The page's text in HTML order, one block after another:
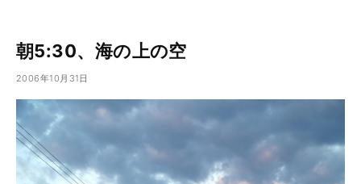
朝5:30、海の上の空
2006年10月31日